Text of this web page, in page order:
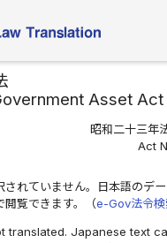
Asset Act
昭和二十三年
Act
されていません。日本語のデ
閲覧できます。（e-Gov法令検
translated. Japanese text